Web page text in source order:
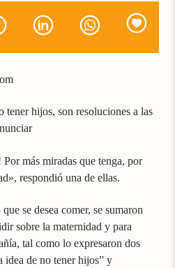
tener hijos, son resoluciones a las
más miradas que tenga, por
respondió una de ellas.
se desea comer, se sumaron
sobre la maternidad y para
tal como lo expresaron dos
idea de no tener hijos” y